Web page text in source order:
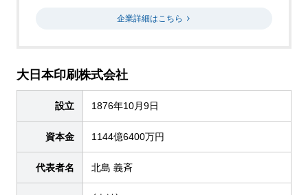
企業詳細はこちら
大日本印刷株式会社
設立 1876年10月9日
資本金 1144億6400万円
代表者名 北島 義斉